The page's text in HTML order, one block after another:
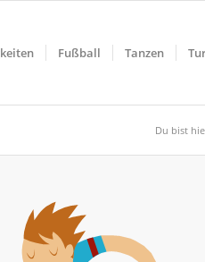
Fußball Tanzen
Du bist